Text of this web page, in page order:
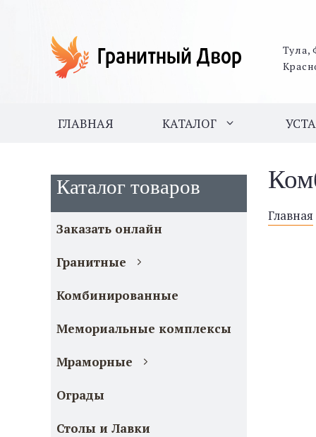
Тула,
ГЛАВНАЯ КАТАЛОГ
Каталог товаров
Заказать онлайн
Гранитные
Комбинированные
Мемориальные комплексы
Мраморные
Ограды
Столы и Лавки
Главная